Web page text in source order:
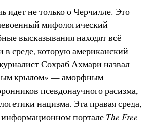
идет не только о Черчилле. Это
мифологический
высказывания находят всё
среде, которую американский
Сохраб Ахмари назвал
крылом» — аморфным
псевдонаучного расизма,
нацизма. Эта правая среда,
портале The Free